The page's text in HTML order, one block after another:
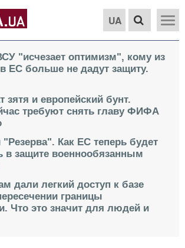
UA
"исчезает оптимизм", кому из
ЕС больше не дадут защиту.
зятя и европейский бунт.
требуют снять главу ФИФА
Как ЕС теперь будет
в защите военнообязанным
дали легкий доступ к базе
границы
Что это значит для людей и